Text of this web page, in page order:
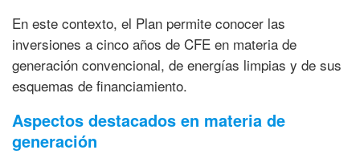
En este contexto, el Plan permite conocer las
inversiones a cinco años de CFE en materia de
generación convencional, de energías limpias y de sus
esquemas de financiamiento.
Aspectos destacados en materia de
generación